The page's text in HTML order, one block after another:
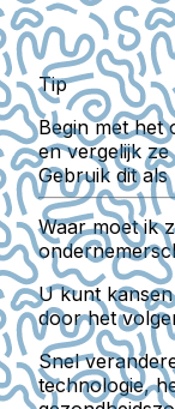
Tip
Begin met het
en vergelijk ze
Gebruik dit
Waar moet ik
U kunt
door het
Snel
technologie,